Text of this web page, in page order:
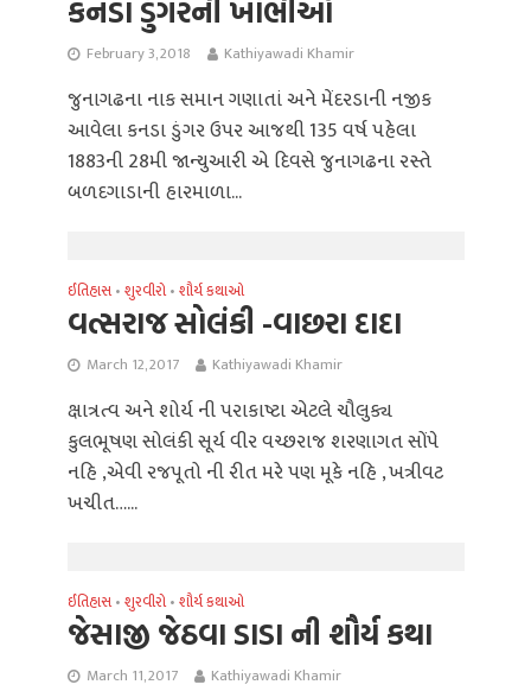
કનડા ડુંગરની ખાંભીઓ
February 3, 2018 Kathiyawadi Khamir
જુનાગઢના નાક સમાન ગણાતાં અને મેંદરડાની નજીક
આવેલા કનડા ડુંગર ઉપર આજથી 135 વર્ષ પહેલા
1883ની 28મી જાન્યુઆરી એ દિવસે જુનાગઢના રસ્તે
બળદગાડાની હારમાળા...
ઈતિહાસ • શુરવીરો • શૌર્ય કથાઓ
વત્સરાજ સોલંકી -વાછરા દાદા
March 12, 2017 Kathiyawadi Khamir
ક્ષાત્રત્વ અને શોર્ય ની પરાકાષ્ટા એટલે ચૌલુક્ય
કુલભૂષણ સોલંકી સૂર્ય વીર વચ્છરાજ શરણાગત સોંપે
નહિ ,એવી રજપૂતો ની રીત મરે પણ મૂકે નહિ , ખત્રીવટ
ખચીત…...
ઈતિહાસ • શુરવીરો • શૌર્ય કથાઓ
જેસાજી જેઠવા ડાડા ની શૌર્ય કથા
March 11, 2017 Kathiyawadi Khamir